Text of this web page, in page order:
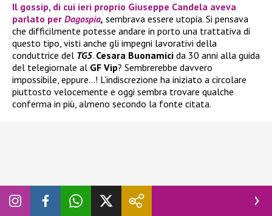
Il gossip, di cui ieri proprio Giuseppe Candela aveva
parlato per Dagospia, sembrava essere utopia. Si pensava
che difficilmente potesse andare in porto una trattativa di
questo tipo, visti anche gli impegni lavorativi della
conduttrice del TG5. Cesara Buonamici da 30 anni alla guida
del telegiornale al GF Vip? Sembrerebbe davvero
impossibile, eppure…! L’indiscrezione ha iniziato a circolare
piuttosto velocemente e oggi sembra trovare qualche
conferma in più, almeno secondo la fonte citata.